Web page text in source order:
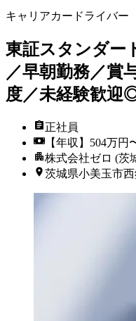
キャリアカードライバー
東証スタンダー
／早朝勤務／賞
度／未経験歓迎
正社員
【年収】504万
株式会社ゼロ (茨
茨城県小美玉市西